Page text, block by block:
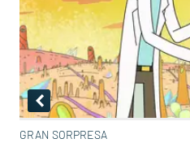
GRAN SORPRESA